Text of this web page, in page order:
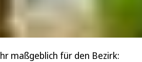
maßgeblich für den Bezirk: